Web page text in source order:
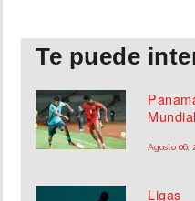
Te puede
Agosto 06,
Ligas